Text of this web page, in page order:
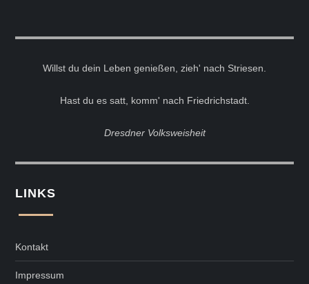
Willst du dein Leben genießen, zieh' nach Striesen.
Hast du es satt, komm' nach Friedrichstadt.
Dresdner Volksweisheit
LINKS
Kontakt
Impressum